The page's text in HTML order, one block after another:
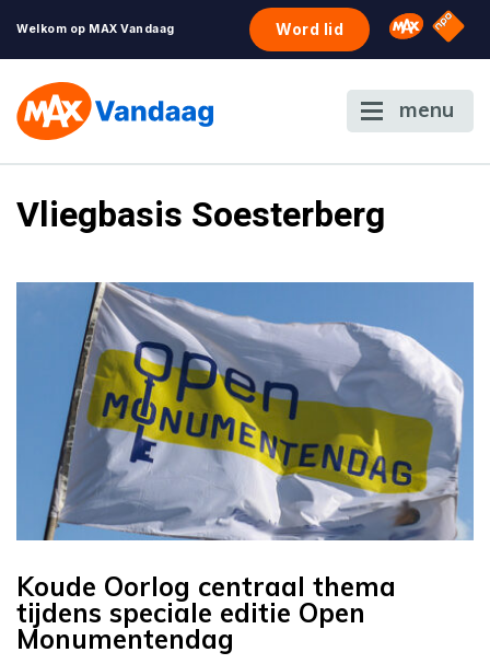
Welkom op MAX Vandaag Word lid Omroep
NPO
menu
Vliegbasis Soesterberg
Koude Oorlog centraal thema
tijdens speciale editie Open
Monumentendag